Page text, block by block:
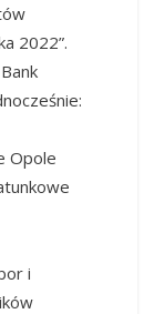
2022”.
Opole
i